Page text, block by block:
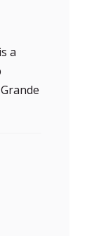
a